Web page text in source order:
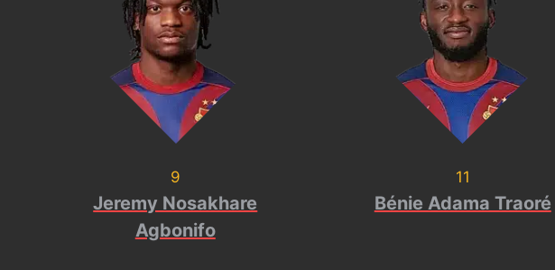
9
Jeremy Nosakhare
Agbonifo
11
Bénie Adama Traoré